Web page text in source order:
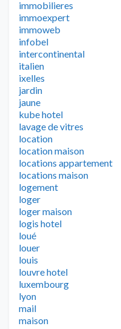
immobilieres
immoexpert
immoweb
infobel
intercontinental
italien
ixelles
jardin
jaune
kube hotel
lavage de vitres
location
location maison
locations appartement
locations maison
logement
loger
loger maison
logis hotel
loué
louer
louis
louvre hotel
luxembourg
lyon
mail
maison